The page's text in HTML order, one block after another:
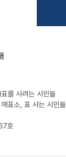
를 사려는 시민들
표소, 표 사는 시민들
호